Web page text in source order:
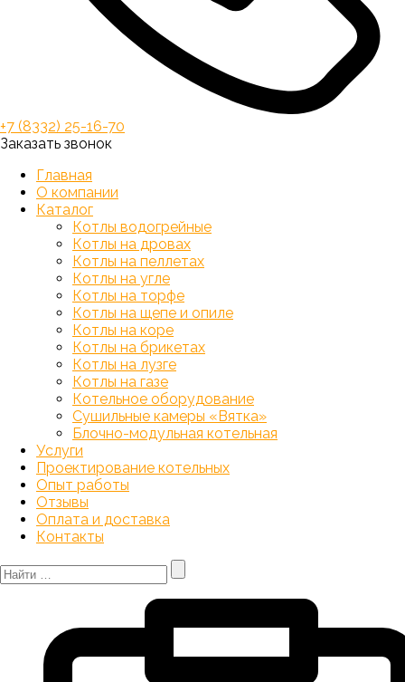
+7 (8332) 25-16-70
Заказать звонок
Главная
О компании
Каталог
Котлы водогрейные
Котлы на дровах
Котлы на пеллетах
Котлы на угле
Котлы на торфе
Котлы на щепе и опиле
Котлы на коре
Котлы на брикетах
Котлы на лузге
Котлы на газе
Котельное оборудование
Сушильные камеры «Вятка»
Блочно-модульная котельная
Услуги
Проектирование котельных
Опыт работы
Отзывы
Оплата и доставка
Контакты